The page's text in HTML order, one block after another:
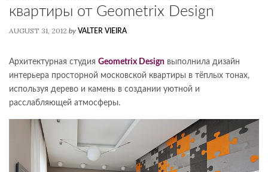
квартиры от Geometrix Design
AUGUST 31, 2012 by VALTER VIEIRA
Архитектурная студия Geometrix Design выполнила дизайн
интерьера просторной московской квартиры в тёплых тонах,
используя дерево и камень в создании уютной и
расслабляющей атмосферы.